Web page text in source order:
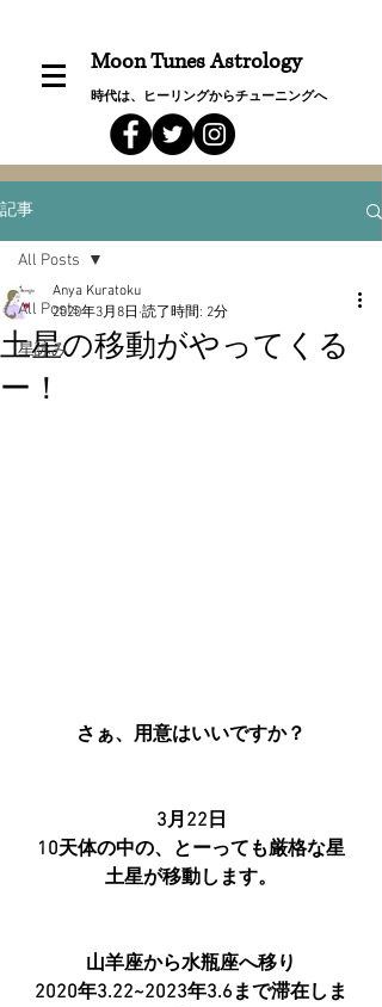
Moon Tunes Astrology
時代は、ヒーリングからチューニングへ
記事
All Posts
星詠み
All Posts
土星の移動がやってくる
ー！
Anya Kuratoku
2020年3月8日 読了時間: 2分
さぁ、用意はいいですか？
3月22日
10天体の中の、とーっても厳格な星
土星が移動します。
山羊座から水瓶座へ移り
2020年3.22~2023年3.6まで滞在しま